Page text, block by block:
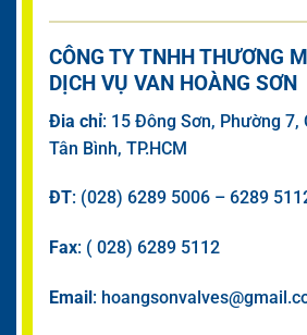
CÔNG TY TNHH THƯƠNG
DỊCH VỤ VAN HOÀNG SƠN
Đia chỉ: 15 Đông Sơn, Phường 7,
Tân Bình, TP.HCM
ĐT: (028) 6289 5006 – 6289
Fax: ( 028) 6289 5112
Email: